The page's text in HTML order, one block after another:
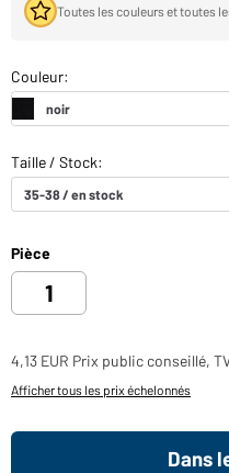
Toutes les couleurs et toutes
Pièce
4,13 EUR Prix public conseillé,
Afficher tous les prix échelonnés
Dans